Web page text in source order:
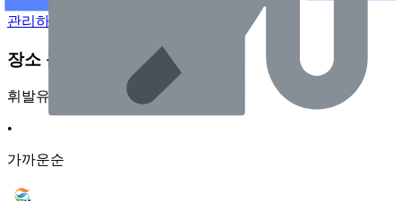
관리하기
장소 근처 주유소
휘발유
•
가까운순